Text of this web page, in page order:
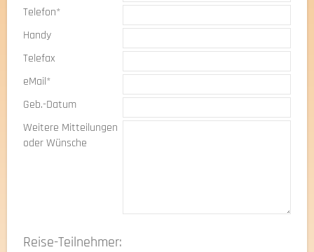
Telefon*
Handy
Telefax
eMail*
Geb.-Datum
Weitere Mitteilungen
oder Wünsche
Reise-Teilnehmer: